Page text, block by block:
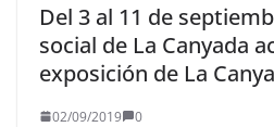
Del 3 al 11 de
social de La Canyada
exposición de La
02/09/2019 0